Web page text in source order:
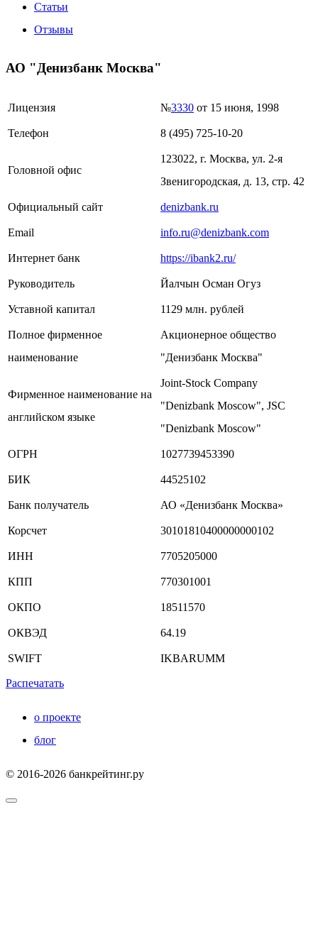
Статьи
Отзывы
АО "Денизбанк Москва"
Лицензия №3330 от 15 июня, 1998
Телефон 8 (495) 725-10-20
Головной офис
123022, г. Москва, ул. 2-я
Звенигородская, д. 13, стр. 42
Официальный сайт denizbank.ru
Email info.ru@denizbank.com
Интернет банк https://ibank2.ru/
Руководитель Йалчын Осман Огуз
Уставной капитал 1129 млн. рублей
Полное фирменное
наименование
Акционерное общество
"Денизбанк Москва"
Фирменное наименование на
английском языке
Joint-Stock Company
"Denizbank Moscow", JSC
"Denizbank Moscow"
ОГРН 1027739453390
БИК 44525102
Банк получатель АО «Денизбанк Москва»
Корсчет 30101810400000000102
ИНН 7705205000
КПП 770301001
ОКПО 18511570
ОКВЭД 64.19
SWIFT IKBARUMM
Распечатать
о проекте
блог
© 2016-2026 банкрейтинг.ру